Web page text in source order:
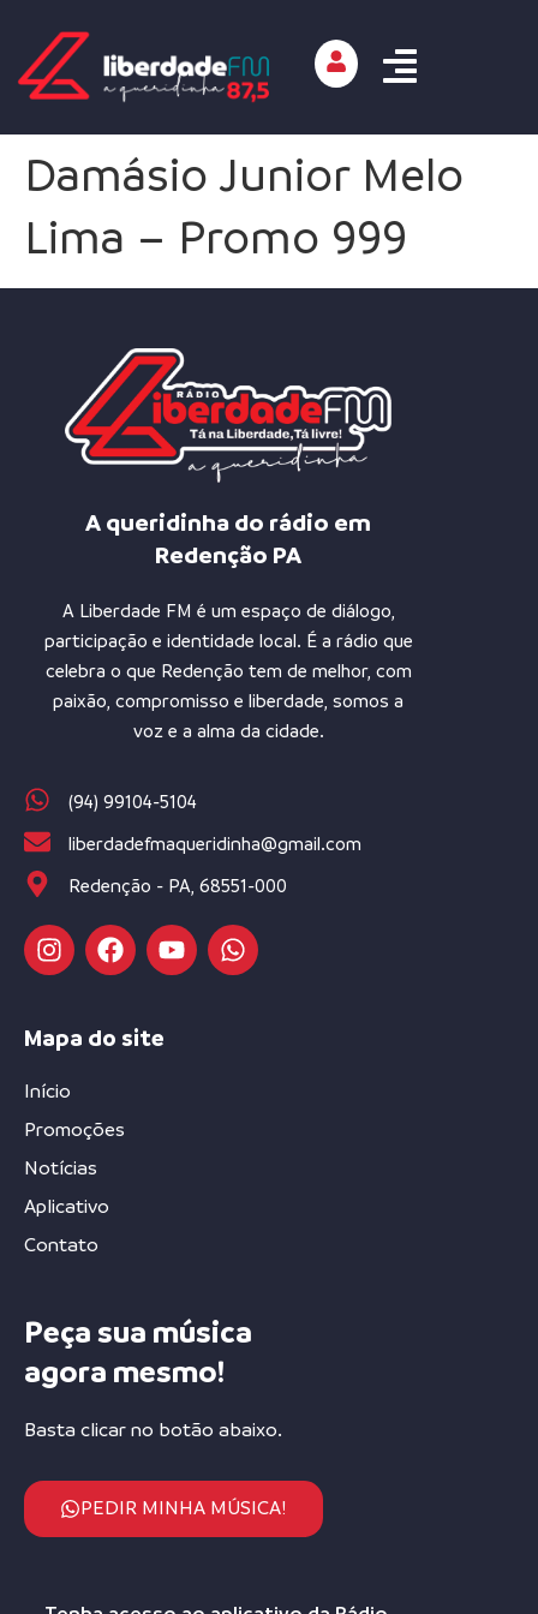
Damásio Junior Melo
Lima – Promo 999
A queridinha do rádio em
Redenção PA
A Liberdade FM é um espaço de diálogo,
participação e identidade local. É a rádio que
celebra o que Redenção tem de melhor, com
paixão, compromisso e liberdade, somos a
voz e a alma da cidade.
(94) 99104-5104
liberdadefmaqueridinha@gmail.com
Redenção - PA, 68551-000
Mapa do site
Início
Promoções
Notícias
Aplicativo
Contato
Peça sua música
agora mesmo!
Basta clicar no botão abaixo.
PEDIR MINHA MÚSICA!